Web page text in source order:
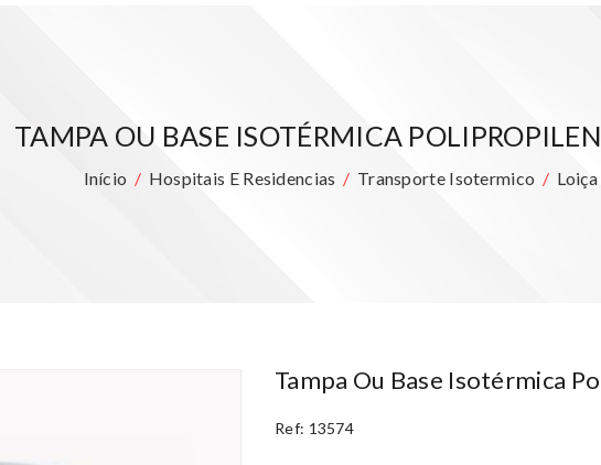
TAMPA OU BASE ISOTÉRMICA
Início Hospitais E Residencias Transporte Isotermico
Tampa Ou Base Isotérmica
Ref: 13574